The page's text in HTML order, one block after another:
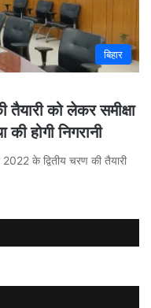
बिहार
को लेकर समीक्षा
होगी निगरानी
के द्वितीय चरण की तैयारी